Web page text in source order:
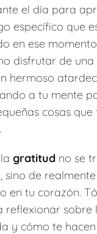
el día para
específico que
en ese
disfrutar de
hermoso
a tu mente
cosas
gratitud no se
sino de
en tu corazón.
reflexionar sobre
y cómo te